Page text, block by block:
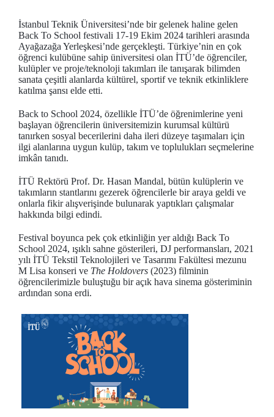
İstanbul Teknik Üniversitesi’nde bir gelenek haline gelen
Back To School festivali 17-19 Ekim 2024 tarihleri arasında
Ayağazağa Yerleşkesi’nde gerçekleşti. Türkiye’nin en çok
öğrenci kulübüne sahip üniversitesi olan İTÜ’de öğrenciler,
kulüpler ve proje/teknoloji takımları ile tanışarak bilimden
sanata çeşitli alanlarda kültürel, sportif ve teknik etkinliklere
katılma şansı elde etti.
Back to School 2024, özellikle İTÜ’de öğrenimlerine yeni
başlayan öğrencilerin üniversitemizin kurumsal kültürü
tanırken sosyal becerilerini daha ileri düzeye taşımaları için
ilgi alanlarına uygun kulüp, takım ve toplulukları seçmelerine
imkân tanıdı.
İTÜ Rektörü Prof. Dr. Hasan Mandal, bütün kulüplerin ve
takımların stantlarını gezerek öğrencilerle bir araya geldi ve
onlarla fikir alışverişinde bulunarak yaptıkları çalışmalar
hakkında bilgi edindi.
Festival boyunca pek çok etkinliğin yer aldığı Back To
School 2024, ışıklı sahne gösterileri, DJ performansları, 2021
yılı İTÜ Tekstil Teknolojileri ve Tasarımı Fakültesi mezunu
M Lisa konseri ve The Holdovers (2023) filminin
öğrencilerimizle buluştuğu bir açık hava sinema gösteriminin
ardından sona erdi.